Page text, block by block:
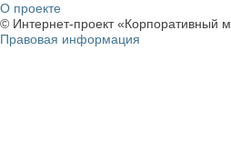
О проекте
© Интернет-проект «Корпоративный
Правовая информация